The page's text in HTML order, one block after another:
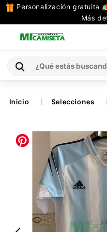
Personalización gratuita
Más
TODAS
LAS
CATEGORIAS
Retro
Ligue 1
Serie A
Inicio Selecciones